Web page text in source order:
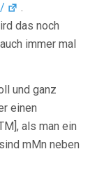
.
das noch
immer mal
und ganz
einen
als man ein
mMn neben